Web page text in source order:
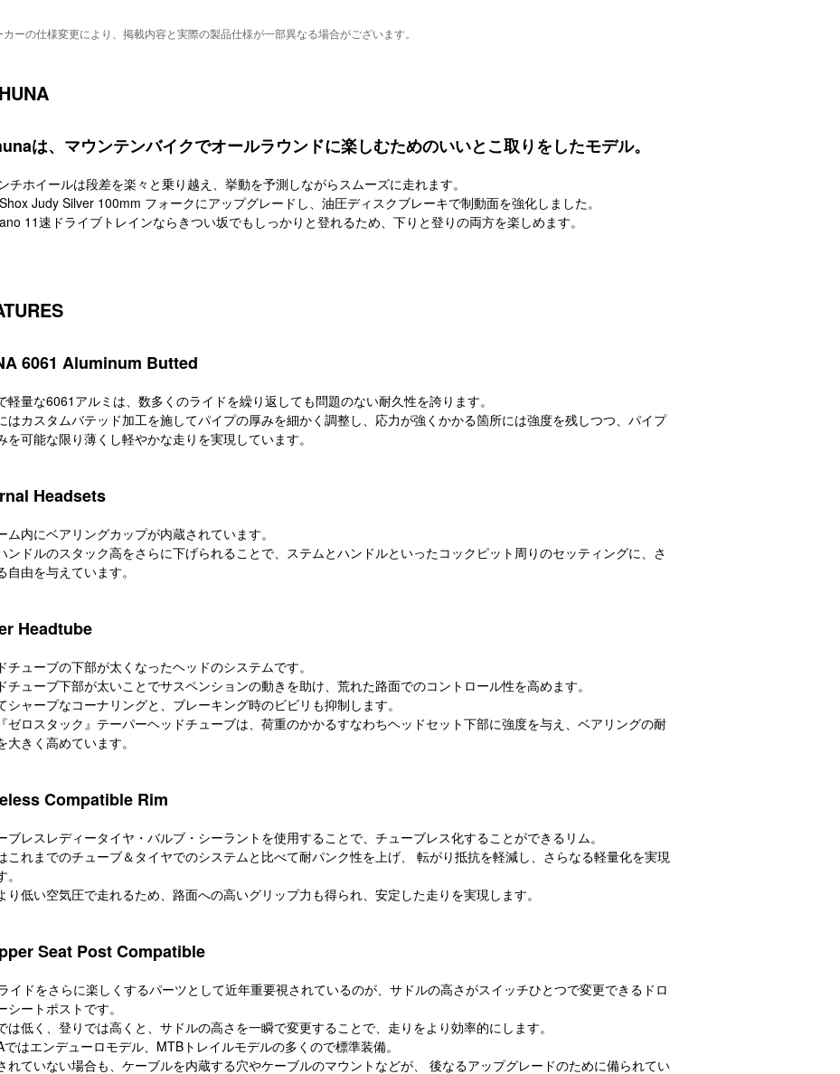
カーの仕様変更により、掲載内容と実際の製品仕様が一部異なる場合がございます。
は、マウンテンバイクでオールラウンドに楽しむためのいいとこ取りをしたモデル。
チホイールは段差を楽々と乗り越え、挙動を予測しながらスムーズに走れます。
Judy Silver 100mm フォークにアップグレードし、油圧ディスクブレーキで制動面を強化しました。
11速ドライブトレインならきつい坂でもしっかりと登れるため、下りと登りの両方を楽しめます。
6061 Aluminum Butted
軽量な6061アルミは、数多くのライドを繰り返しても問題のない耐久性を誇ります。
はカスタムバテッド加工を施してパイプの厚みを細かく調整し、応力が強くかかる箇所には強度を残しつつ、パイプ
を可能な限り薄くし軽やかな走りを実現しています。
Headsets
ム内にベアリングカップが内蔵されています。
ンドルのスタック高をさらに下げられることで、ステムとハンドルといったコックピット周りのセッティングに、さ
自由を与えています。
Headtube
チューブの下部が太くなったヘッドのシステムです。
チューブ下部が太いことでサスペンションの動きを助け、荒れた路面でのコントロール性を高めます。
シャープなコーナリングと、ブレーキング時のビビリも抑制します。
ゼロスタック』テーパーヘッドチューブは、荷重のかかるすなわちヘッドセット下部に強度を与え、ベアリングの耐
大きく高めています。
Compatible Rim
ブレスレディータイヤ・バルブ・シーラントを使用することで、チューブレス化することができるリム。
これまでのチューブ＆タイヤでのシステムと比べて耐パンク性を上げ、 転がり抵抗を軽減し、さらなる軽量化を実現
り低い空気圧で走れるため、路面への高いグリップ力も得られ、安定した走りを実現します。
Seat Post Compatible
イドをさらに楽しくするパーツとして近年重要視されているのが、サドルの高さがスイッチひとつで変更できるドロ
シートポストです。
は低く、登りでは高くと、サドルの高さを一瞬で変更することで、走りをより効率的にします。
ではエンデューロモデル、MTBトレイルモデルの多くので標準装備。
れていない場合も、ケーブルを内蔵する穴やケーブルのマウントなどが、 後なるアップグレードのために備られてい